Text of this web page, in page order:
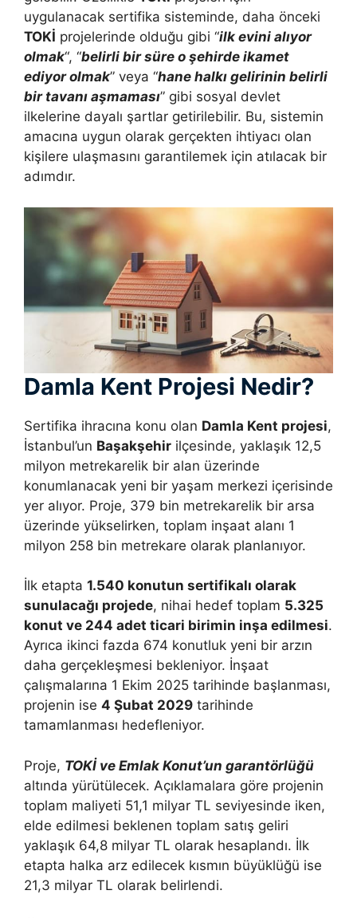
uygulanacak sertifika sisteminde, daha önceki
TOKİ projelerinde olduğu gibi “ilk evini alıyor
olmak“, “belirli bir süre o şehirde ikamet
ediyor olmak” veya “hane halkı gelirinin belirli
bir tavanı aşmaması” gibi sosyal devlet
ilkelerine dayalı şartlar getirilebilir. Bu, sistemin
amacına uygun olarak gerçekten ihtiyacı olan
kişilere ulaşmasını garantilemek için atılacak bir
adımdır.
Damla Kent Projesi Nedir?
Sertifika ihracına konu olan Damla Kent projesi,
İstanbul’un Başakşehir ilçesinde, yaklaşık 12,5
milyon metrekarelik bir alan üzerinde
konumlanacak yeni bir yaşam merkezi içerisinde
yer alıyor. Proje, 379 bin metrekarelik bir arsa
üzerinde yükselirken, toplam inşaat alanı 1
milyon 258 bin metrekare olarak planlanıyor.
İlk etapta 1.540 konutun sertifikalı olarak
sunulacağı projede, nihai hedef toplam 5.325
konut ve 244 adet ticari birimin inşa edilmesi.
Ayrıca ikinci fazda 674 konutluk yeni bir arzın
daha gerçekleşmesi bekleniyor. İnşaat
çalışmalarına 1 Ekim 2025 tarihinde başlanması,
projenin ise 4 Şubat 2029 tarihinde
tamamlanması hedefleniyor.
Proje, TOKİ ve Emlak Konut’un garantörlüğü
altında yürütülecek. Açıklamalara göre projenin
toplam maliyeti 51,1 milyar TL seviyesinde iken,
elde edilmesi beklenen toplam satış geliri
yaklaşık 64,8 milyar TL olarak hesaplandı. İlk
etapta halka arz edilecek kısmın büyüklüğü ise
21,3 milyar TL olarak belirlendi.